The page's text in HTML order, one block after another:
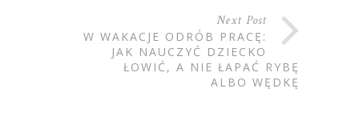
Next Post
W WAKACJE ODRÓB PRACĘ:
JAK NAUCZYĆ DZIECKO
ŁOWIĆ, A NIE ŁAPAĆ RYBĘ
ALBO WĘDKĘ